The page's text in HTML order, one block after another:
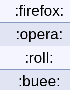
:firefox:
:opera:
:roll:
:buee: